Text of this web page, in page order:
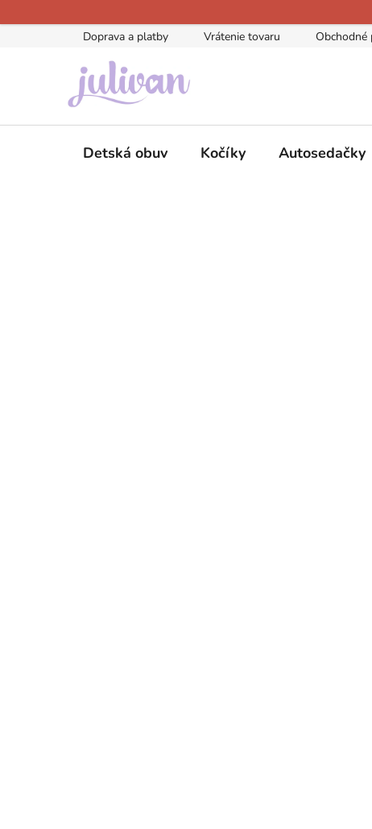
na
Doprava a platby Vrátenie tovaru Obchodné
Detská obuv Kočíky Autosedačky